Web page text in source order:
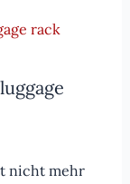
nicht mehr